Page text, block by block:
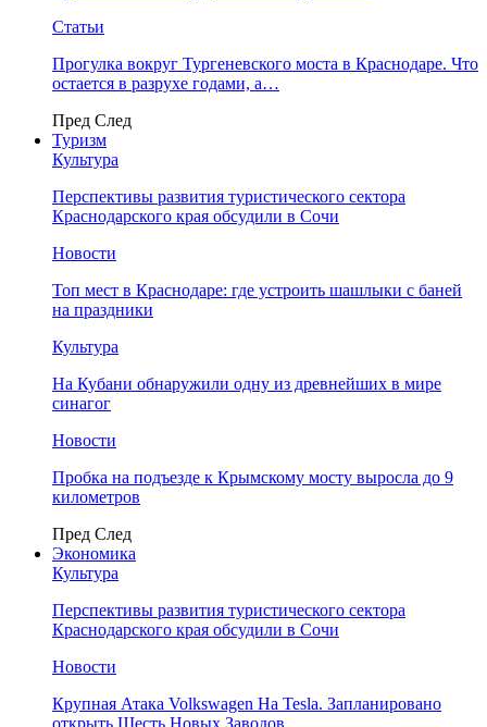
Статьи
Прогулка вокруг Тургеневского моста в Краснодаре. Что
остается в разрухе годами, а…
Пред След
Туризм
Культура
Перспективы развития туристического сектора
Краснодарского края обсудили в Сочи
Новости
Топ мест в Краснодаре: где устроить шашлыки с баней
на праздники
Культура
На Кубани обнаружили одну из древнейших в мире
синагог
Новости
Пробка на подъезде к Крымскому мосту выросла до 9
километров
Пред След
Экономика
Культура
Перспективы развития туристического сектора
Краснодарского края обсудили в Сочи
Новости
Крупная Атака Volkswagen На Tesla. Запланировано
открыть Шесть Новых Заводов